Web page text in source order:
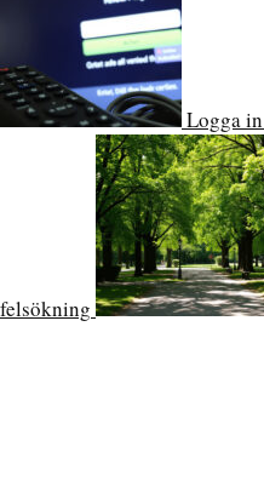
Logga
felsökning